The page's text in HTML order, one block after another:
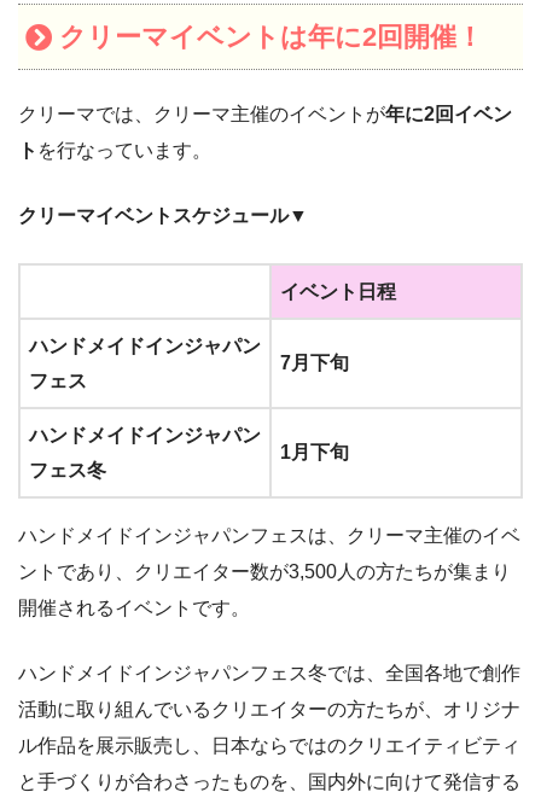
クリーマイベントは年に2回開催！
クリーマでは、クリーマ主催のイベントが年に2回イベン
ト を行なっています。
クリーマイベントスケジュール▼
イベント日程
ハンドメイドインジャパン
フェス
7月下旬
ハンドメイドインジャパン
フェス冬
1月下旬
ハンドメイドインジャパンフェスは、クリーマ主催のイベ
ントであり、クリエイター数が3,500人の方たちが集まり
開催されるイベントです。
ハンドメイドインジャパンフェス冬では、全国各地で創作
活動に取り組んでいるクリエイターの方たちが、オリジナ
ル作品を展示販売し、日本ならではのクリエイティビティ
と手づくりが合わさったものを、国内外に向けて発信する